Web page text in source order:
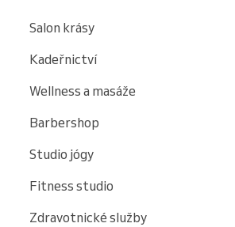
Salon krásy
Kadeřnictví
Wellness a masáže
Barbershop
Studio jógy
Fitness studio
Zdravotnické služby